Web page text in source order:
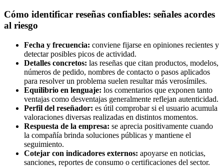
Cómo identificar reseñas confiables: señales acordes
al riesgo
Fecha y frecuencia: conviene fijarse en opiniones recientes y
detectar posibles picos de actividad.
Detalles concretos: las reseñas que citan productos, modelos,
números de pedido, nombres de contacto o pasos aplicados
para resolver un problema suelen resultar más verosímiles.
Equilibrio en lenguaje: los comentarios que exponen tanto
ventajas como desventajas generalmente reflejan autenticidad.
Perfil del reseñador: es útil comprobar si el usuario acumula
valoraciones diversas realizadas en distintos momentos.
Respuesta de la empresa: se aprecia positivamente cuando
la compañía brinda soluciones públicas y mantiene el
seguimiento.
Cotejar con indicadores externos: apoyarse en noticias,
sanciones, reportes de consumo o certificaciones del sector.